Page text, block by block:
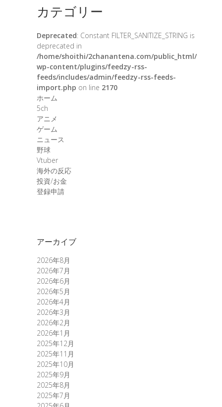
カテゴリー
Deprecated: Constant FILTER_SANITIZE_STRING is
deprecated in
/home/shoithi/2chanantena.com/public_html/
wp-content/plugins/feedzy-rss-
feeds/includes/admin/feedzy-rss-feeds-
import.php on line 2170
ホーム
5ch
アニメ
ゲーム
ニュース
野球
Vtuber
海外の反応
投資/お金
登録申請
アーカイブ
2026年8月
2026年7月
2026年6月
2026年5月
2026年4月
2026年3月
2026年2月
2026年1月
2025年12月
2025年11月
2025年10月
2025年9月
2025年8月
2025年7月